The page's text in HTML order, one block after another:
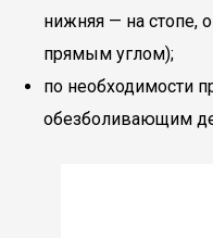
нижняя — на стопе,
прямым углом);
по необходимости
обезболивающим